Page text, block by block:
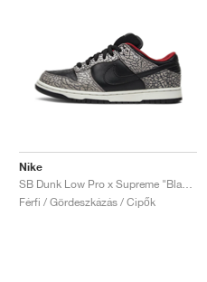
Nike
Férfi / Gördeszkázás / Cipők